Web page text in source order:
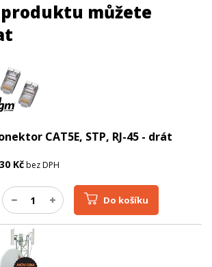
můžete
CAT5E, STP, RJ-45 - drát
Kčbez DPH
Do košíku